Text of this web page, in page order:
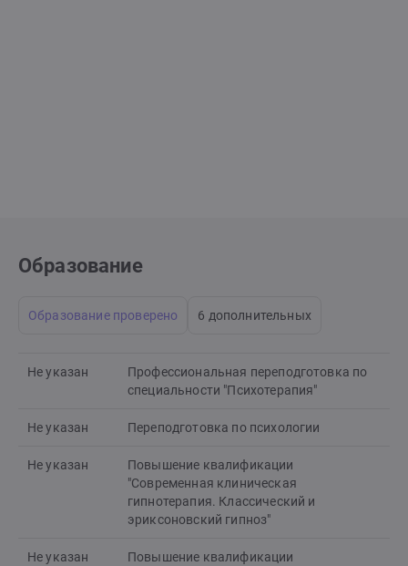
Образование
Образование проверено 6 дополнительных
Не указан
Профессиональная переподготовка по
специальности "Психотерапия"
Не указан Переподготовка по психологии
Не указан
Повышение квалификации
"Современная клиническая
гипнотерапия. Классический и
эриксоновский гипноз"
Не указан
Повышение квалификации